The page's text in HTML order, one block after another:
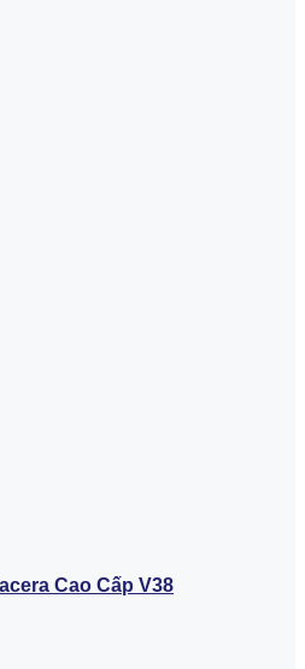
Cao Cấp V38